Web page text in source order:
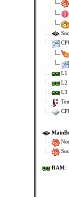
L1
L2
L3
RAM: